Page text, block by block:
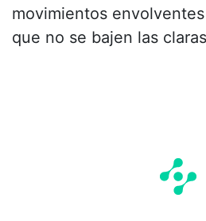
movimientos
que no se bajen las